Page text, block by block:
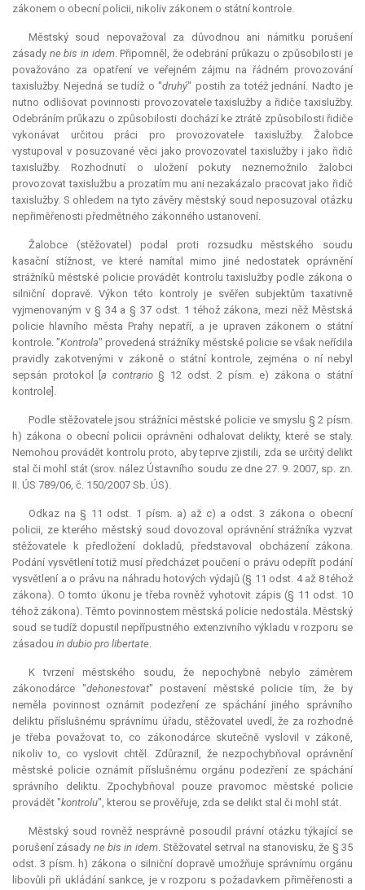
zákonem o obecní policii, nikoliv zákonem o státní kontrole.
Městský soud nepovažoval za důvodnou ani námitku porušení
zásady ne bis in idem. Připomněl, že odebrání průkazu o způsobilosti je
považováno za opatření ve veřejném zájmu na řádném provozování
taxislužby. Nejedná se tudíž o "druhý" postih za totéž jednání. Nadto je
nutno odlišovat povinnosti provozovatele taxislužby a řidiče taxislužby.
Odebráním průkazu o způsobilosti dochází ke ztrátě způsobilosti řidiče
vykonávat určitou práci pro provozovatele taxislužby. Žalobce
vystupoval v posuzované věci jako provozovatel taxislužby i jako řidič
taxislužby. Rozhodnutí o uložení pokuty neznemožnilo žalobci
provozovat taxislužbu a prozatím mu ani nezakázalo pracovat jako řidič
taxislužby. S ohledem na tyto závěry městský soud neposuzoval otázku
nepřiměřenosti předmětného zákonného ustanovení.
Žalobce (stěžovatel) podal proti rozsudku městského soudu
kasační stížnost, ve které namítal mimo jiné nedostatek oprávnění
strážníků městské policie provádět kontrolu taxislužby podle zákona o
silniční dopravě. Výkon této kontroly je svěřen subjektům taxativně
vyjmenovaným v § 34 a § 37 odst. 1 téhož zákona, mezi něž Městská
policie hlavního města Prahy nepatří, a je upraven zákonem o státní
kontrole. "Kontrola" provedená strážníky městské policie se však neřídila
pravidly zakotvenými v zákoně o státní kontrole, zejména o ní nebyl
sepsán protokol [a contrario § 12 odst. 2 písm. e) zákona o státní
kontrole].
Podle stěžovatele jsou strážníci městské policie ve smyslu § 2 písm.
h) zákona o obecní policii oprávněni odhalovat delikty, které se staly.
Nemohou provádět kontrolu proto, aby teprve zjistili, zda se určitý delikt
stal či mohl stát (srov. nález Ústavního soudu ze dne 27. 9. 2007, sp. zn.
II. ÚS 789/06, č. 150/2007 Sb. ÚS).
Odkaz na § 11 odst. 1 písm. a) až c) a odst. 3 zákona o obecní
policii, ze kterého městský soud dovozoval oprávnění strážníka vyzvat
stěžovatele k předložení dokladů, představoval obcházení zákona.
Podání vysvětlení totiž musí předcházet poučení o právu odepřít podání
vysvětlení a o právu na náhradu hotových výdajů (§ 11 odst. 4 až 8 téhož
zákona). O tomto úkonu je třeba rovněž vyhotovit zápis (§ 11 odst. 10
téhož zákona). Těmto povinnostem městská policie nedostála. Městský
soud se tudíž dopustil nepřípustného extenzivního výkladu v rozporu se
zásadou in dubio pro libertate.
K tvrzení městského soudu, že nepochybně nebylo záměrem
zákonodárce "dehonestovat" postavení městské policie tím, že by
neměla povinnost oznámit podezření ze spáchání jiného správního
deliktu příslušnému správnímu úřadu, stěžovatel uvedl, že za rozhodné
je třeba považovat to, co zákonodárce skutečně vyslovil v zákoně,
nikoliv to, co vyslovit chtěl. Zdůraznil, že nezpochybňoval oprávnění
městské policie oznámit příslušnému orgánu podezření ze spáchání
správního deliktu. Zpochybňoval pouze pravomoc městské policie
provádět "kontrolu", kterou se prověřuje, zda se delikt stal či mohl stát.
Městský soud rovněž nesprávně posoudil právní otázku týkající se
porušení zásady ne bis in idem. Stěžovatel setrval na stanovisku, že § 35
odst. 3 písm. h) zákona o silniční dopravě umožňuje správnímu orgánu
libovůli při ukládání sankce, je v rozporu s požadavkem přiměřenosti a